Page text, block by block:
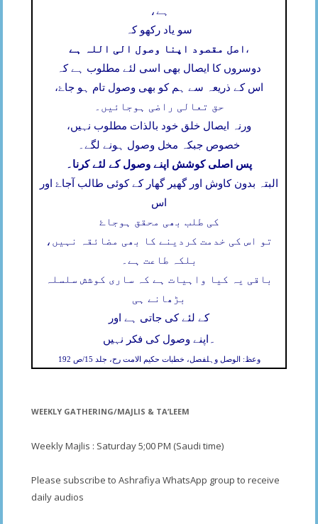
ہے،
سو یاد رکھو کہ
اصل مقصود اپنا وصول الی اللہ ہے ،
دوسروں کا ایصال بھی اسی لئے مطلوب ہے کہ
اس کے ذریعہ سے ہم کو بھی وصول تام ہو جاۓ،
حق تعالی راضی ہوجائیں۔
ورنہ ایصال خلق خود بالذات مطلوب نہیں،
خصوص جبکہ مخل وصول ہونے لگے۔
پس اصلی کوشش اپنے وصول کے لئے کرنا۔
البتہ بدون کاوش اور گھیر گھار کے کوئی طالب آجاۓ اور
اس
کی طلب بھی محقق ہوجاۓ
تو اس کی خدمت کردینے کا بھی مضائقہ نہیں،
بلکہ طاعت ہے۔
باقی یہ کیا واہیات ہے کہ ساری کوشش سلسلہ
بڑھانے ہی
کے لئے کی جاتی ہے اور
اپنے وصول کی فکر نہیں ۔
وعظ: الوصل وہلفصل، خطبات حکیم الامت رح، جلد 15/ص 192
WEEKLY GATHERING/MAJLIS & TA’LEEM
Weekly Majlis : Saturday 5;00 PM (Saudi time)
Please subscribe to Ashrafiya WhatsApp group to receive
daily audios